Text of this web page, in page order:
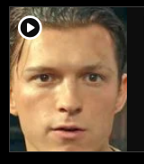
player2